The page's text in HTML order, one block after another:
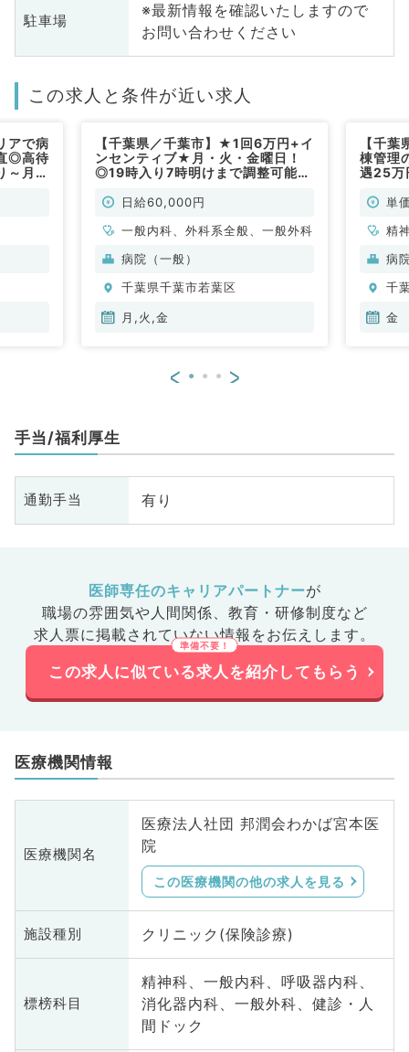
駐車場
※最新情報を確認いたしますので
お問い合わせください
この求人と条件が近い求人
アで病
◎高待
～月曜
【千葉県／千葉市】★1回6万円+イ
ンセンティブ★月・火・金曜日！
◎19時入り7時明けまで調整可能◎
積極的に受け入れていただける先生
日給60,000円
一般内科、外科系全般、一般外科
病院（一般）
千葉県千葉市若葉区
月,火,金
【千
棟管理
遇25万
科／非
単
精
病
千
金
< >
手当/福利厚生
通勤手当 有り
医師専任のキャリアパートナーが
職場の雰囲気や人間関係、 教育・研修制度など
求人票に掲載されていない情報をお伝えします。
この求人に似ている求人を紹介してもらう
医療機関情報
医療機関名
医療法人社団 邦潤会わかば宮本医
院
この医療機関の他の求人を見る
施設種別 クリニック(保険診療)
標榜科目
精神科、一般内科、呼吸器内科、
消化器内科、一般外科、健診・人
間ドック